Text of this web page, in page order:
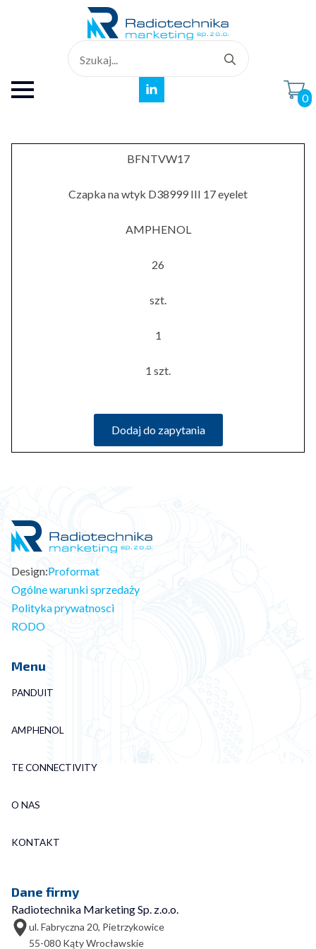
for:
0
BFNTVW17
Czapka na wtyk D38999 III 17 eyelet
AMPHENOL
26
szt.
1
1 szt.
Dodaj do zapytania
Design:Proformat
Ogólne warunki sprzedaży
Polityka prywatnosci
RODO
Menu
PANDUIT
AMPHENOL
TE CONNECTIVITY
O NAS
KONTAKT
Dane firmy
Radiotechnika Marketing Sp. z.o.o.
ul. Fabryczna 20, Pietrzykowice
55-080 Kąty Wrocławskie